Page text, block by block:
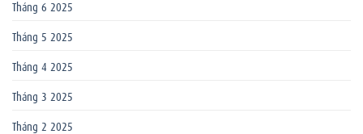
Tháng 6 2025
Tháng 5 2025
Tháng 4 2025
Tháng 3 2025
Tháng 2 2025